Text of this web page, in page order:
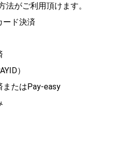
法がご利用頂けます。
ド決済
）
たはPay-easy